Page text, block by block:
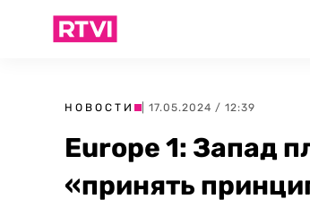
НОВОСТИ | 17.05.2024 / 12:39
Europe 1: Запад
«принять